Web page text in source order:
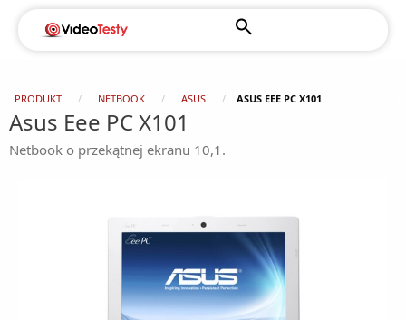
PRODUKT NETBOOK ASUS ASUS EEE PC X101
Asus Eee PC X101
Netbook o przekątnej ekranu 10,1.